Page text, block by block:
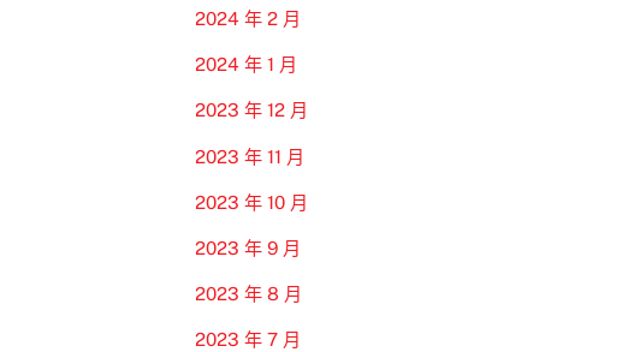
2024 年 2 月
2024 年 1 月
2023 年 12 月
2023 年 11 月
2023 年 10 月
2023 年 9 月
2023 年 8 月
2023 年 7 月